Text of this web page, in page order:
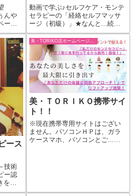
んや
ー
生！
動画で学ぶ♪セルフケア・モンテ
セラピーの「経絡セルフマッサ
ージ（初級）」★なんと...続き
をもっと見る
ース
技術
ー認
も
美・TORIKO店ホームページ情報
美・ＴＯＲＩＫＯ携帯サイ
ト！！
※現在携帯専用サイトはござい
ません。パソコンＨＰは、ガラ
ケースマホ、パソコンとご...続